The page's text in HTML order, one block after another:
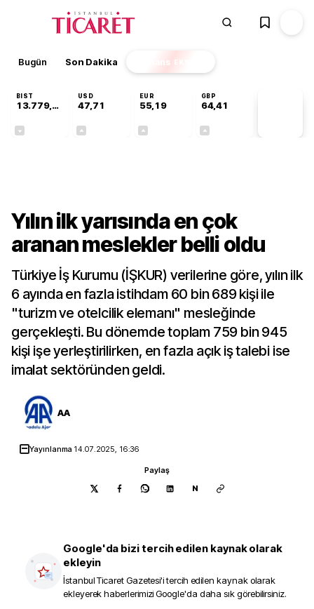
Bugün Son Dakika Finans EKSTRA
BIST
13.779,39
USD
47,71
EUR
55,19
GBP
64,41
Yılın ilk yarısında en çok
aranan meslekler belli oldu
Türkiye İş Kurumu (İŞKUR) verilerine göre, yılın ilk
6 ayında en fazla istihdam 60 bin 689 kişi ile
"turizm ve otelcilik elemanı" mesleğinde
gerçekleşti. Bu dönemde toplam 759 bin 945
kişi işe yerleştirilirken, en fazla açık iş talebi ise
imalat sektöründen geldi.
AA
Yayınlanma 14.07.2025, 16:36
Paylaş
N
Google'da bizi tercih edilen kaynak olarak
ekleyin
İstanbul Ticaret Gazetesi'i tercih edilen kaynak olarak
ekleyerek haberlerimizi Google'da daha sık görebilirsiniz.